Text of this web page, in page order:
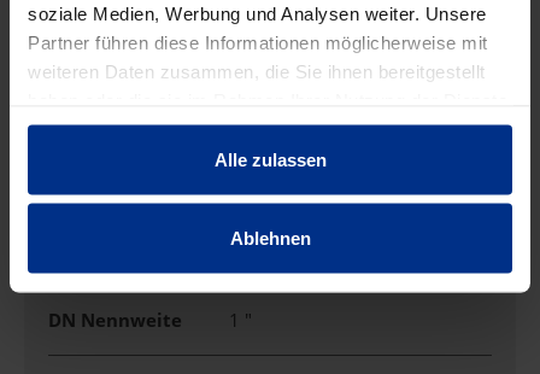
soziale Medien, Werbung und Analysen weiter. Unsere
Partner führen diese Informationen möglicherweise mit
weiteren Daten zusammen, die Sie ihnen bereitgestellt
gesammelt haben.
Alle zulassen
Ablehnen
Außendurchmess
er
35 mm
1 "
DN Nennweite 1 "